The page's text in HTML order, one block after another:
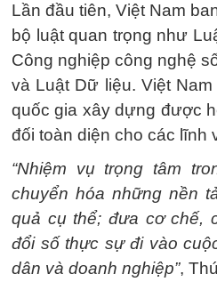
Lần đầu tiên, Việt Nam
bộ luật quan trọng như
Công nghiệp công nghệ
và Luật Dữ liệu. Việt
quốc gia xây dựng được
đối toàn diện cho các lĩnh
“Nhiệm vụ trọng tâm
chuyển hóa những nền
quả cụ thể; đưa cơ chế,
đổi số thực sự đi vào
dân và doanh nghiệp”,